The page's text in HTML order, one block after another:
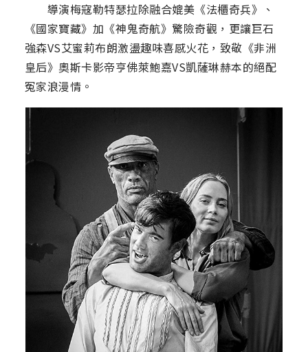
導演梅寇勒特瑟拉除融合媲美《法櫃奇兵》、
《國家寶藏》加《神鬼奇航》驚險奇觀，更讓巨石
強森VS艾蜜莉布朗激盪趣味喜感火花，致敬《非洲
皇后》奧斯卡影帝亨佛萊鮑嘉VS凱薩琳赫本的絕配
冤家浪漫情。